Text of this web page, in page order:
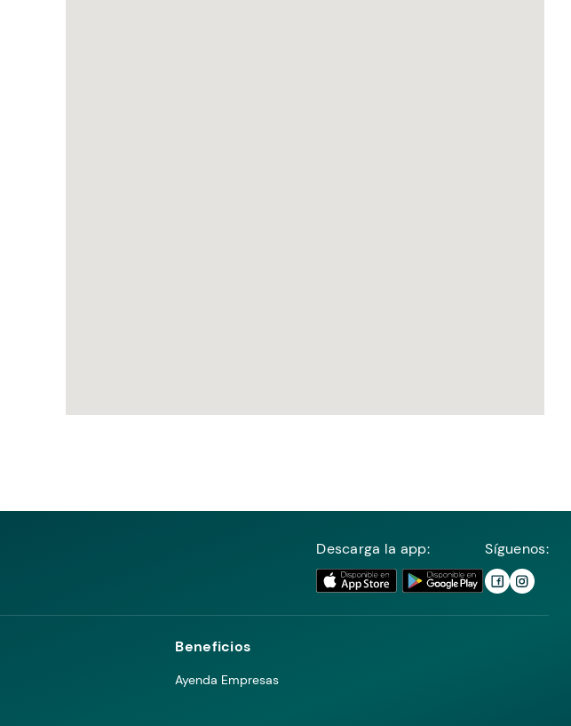
Descarga la app: Síguenos:
Beneficios
Ayenda Empresas